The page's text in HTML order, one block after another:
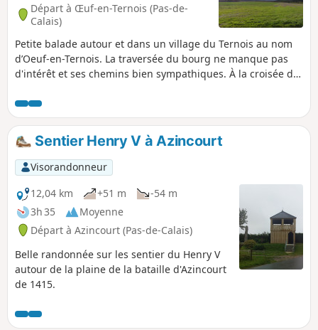
Départ à Œuf-en-Ternois (Pas-de-
Calais)
Petite balade autour et dans un village du Ternois au nom
d’Oeuf-en-Ternois. La traversée du bourg ne manque pas
d'intérêt et ses chemins bien sympathiques. À la croisée du
quelques chevreuils.
Sentier Henry V à Azincourt
Visorandonneur
12,04 km
+51 m
-54 m
3h 35
Moyenne
Départ à Azincourt (Pas-de-Calais)
Belle randonnée sur les sentier du Henry V
autour de la plaine de la bataille d'Azincourt
de 1415.